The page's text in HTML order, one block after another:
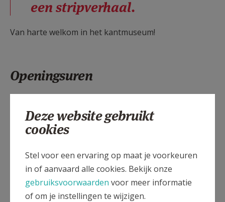
een stripverhaal.
Van harte welkom in het kantmuseum!
Openingsuren
10 tot 12.30 uur en van 14 tot 16 uur.
Toegang tot het kantmuseum is inbegrepen in de
toegangsprijs
voor een bezoek aan de Sint-
Carolus Borromeuskerk.
Meer info:info@scba.been +32 477 62 37 94
Deze website gebruikt
cookies
Stel voor een ervaring op maat je voorkeuren
in of aanvaard alle cookies. Bekijk onze
gebruiksvoorwaarden voor meer informatie
of om je instellingen te wijzigen.